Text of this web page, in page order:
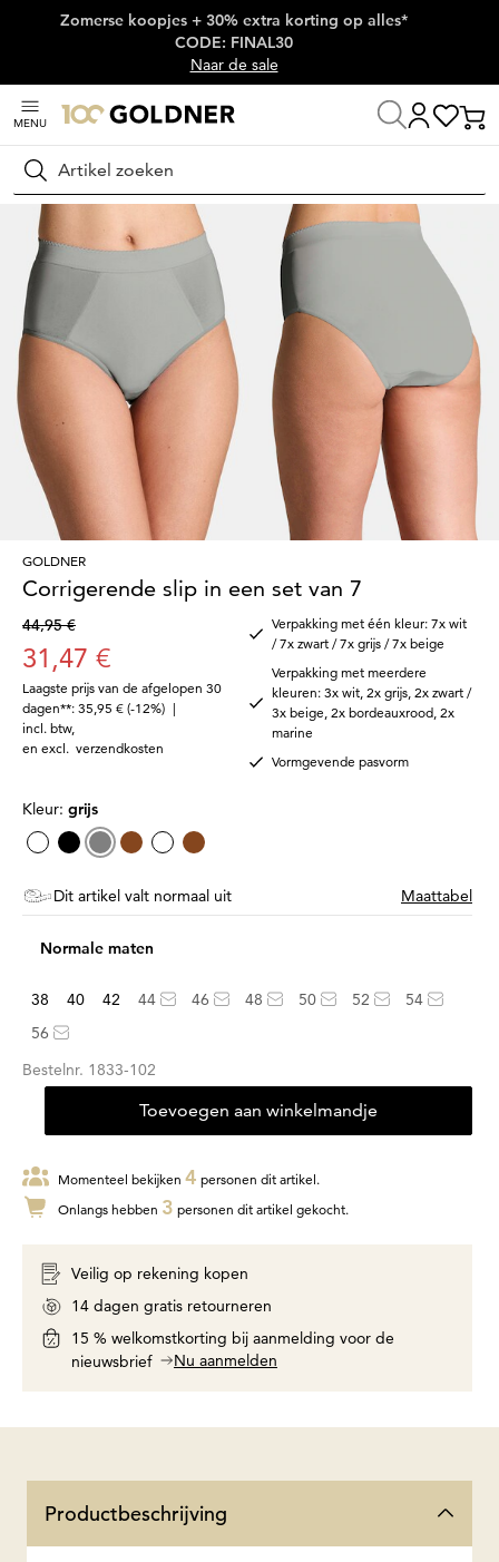
Skip naar hoofdinhoud
Zomerse koopjes + 30% extra korting op alles*
CODE: FINAL30
Naar de sale
MENU
Zoeken
Home Lingerie & badmode
GOLDNER
Corrigerende slip in een set van 7
44,95 €
31,47 €
Laagste prijs van de afgelopen 30
dagen**: 35,95 € (-12%) |
incl. btw,
en excl. verzendkosten
Verpakking met één kleur: 7x wit
/ 7x zwart / 7x grijs / 7x beige
Verpakking met meerdere
kleuren: 3x wit, 2x grijs, 2x zwart /
3x beige, 2x bordeauxrood, 2x
marine
Vormgevende pasvorm
Kleur: grijs
Dit artikel valt normaal uit Maattabel
Normale maten
38 40 42 44 46 48 50 52
54
56
Bestelnr. 1833-102
Toevoegen aan winkelmandje
Momenteel bekijken 4 personen dit artikel.
Onlangs hebben 3 personen dit artikel gekocht.
Veilig op rekening kopen
14 dagen gratis retourneren
15 % welkomstkorting bij aanmelding voor de
nieuwsbrief
Nu aanmelden
Productbeschrijving